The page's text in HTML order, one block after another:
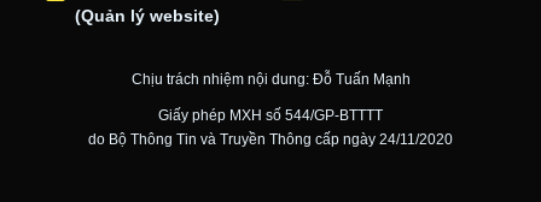
(Quản lý website)
Chịu trách nhiệm nội dung: Đỗ Tuấn Mạnh
Giấy phép MXH số 544/GP-BTTTT
do Bộ Thông Tin và Truyền Thông cấp ngày 24/11/2020